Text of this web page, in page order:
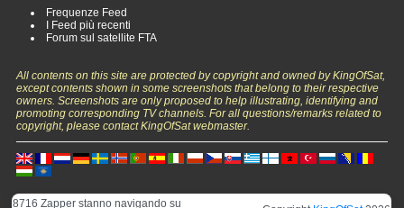
Frequenze Feed
I Feed più recenti
Forum sul satellite FTA
All contents on this site are protected by copyright and owned by KingOfSat,
except contents shown in some screenshots that belong to their respective
owners. Screenshots are only proposed to help illustrating, identifying and
promoting corresponding TV channels. For all questions/remarks related to
copyright, please contact KingOfSat webmaster.
8716 Zapper stanno navigando su